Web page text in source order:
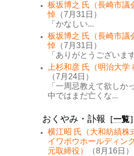
板坂博之 氏（長崎市議
悼 （7月31日）
「かなしい...
板坂博之 氏（長崎市議
悼 （7月31日）
「ありがとうございま
上杉和彦 氏（明治大学
（7月24日）
「一周忌教えて欲しか
中ではまだ亡くな...
おくやみ・訃報 ［一覧
横江昭 氏（大和紡績株
イワボウホールディン
元取締役）
（8月16日）